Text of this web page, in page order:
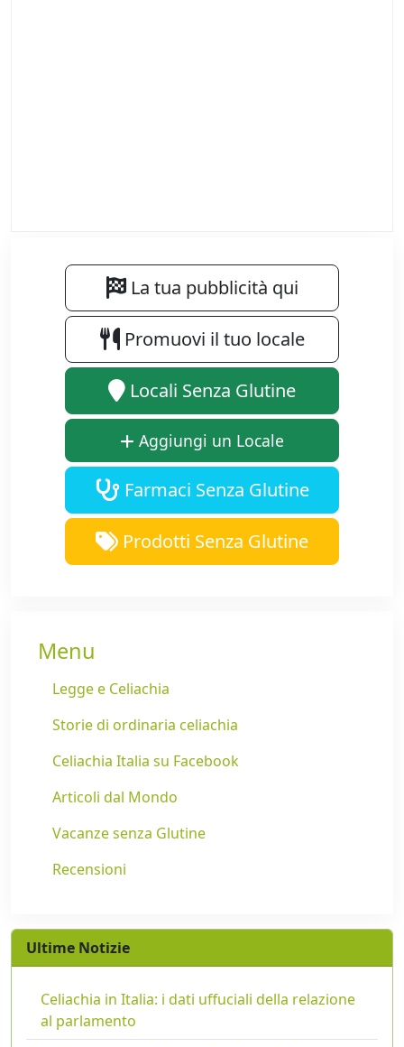
La tua pubblicità qui
Promuovi il tuo locale
Locali Senza Glutine
Aggiungi un Locale
Farmaci Senza Glutine
Prodotti Senza Glutine
Menu
Legge e Celiachia
Storie di ordinaria celiachia
Celiachia Italia su Facebook
Articoli dal Mondo
Vacanze senza Glutine
Recensioni
Ultime Notizie
Celiachia in Italia: i dati uffuciali della relazione
al parlamento